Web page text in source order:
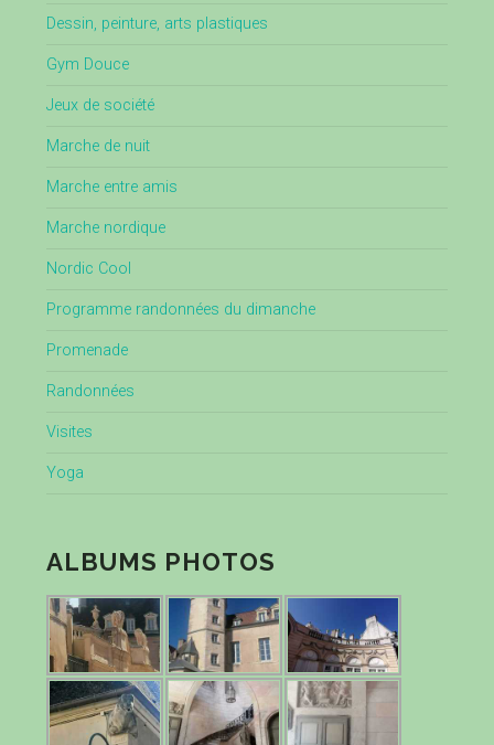
Dessin, peinture, arts plastiques
Gym Douce
Jeux de société
Marche de nuit
Marche entre amis
Marche nordique
Nordic Cool
Programme randonnées du dimanche
Promenade
Randonnées
Visites
Yoga
ALBUMS PHOTOS